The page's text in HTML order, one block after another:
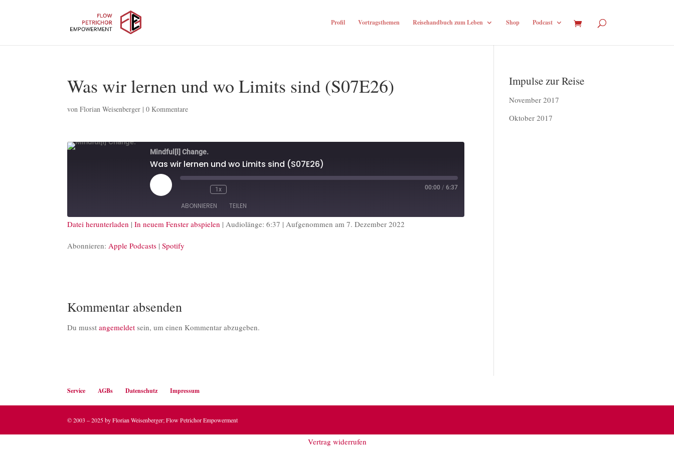
Profil Vortragsthemen Reisehandbuch zum Leben Shop Podcast
Was wir lernen und wo Limits sind (S07E26)
vonFlorian Weisenberger |0 Kommentare
Mindful[l] Change.
Was wir lernen und wo Limits sind (S07E26)
Play
Episode
1x 00:00 / 6:37
ABONNIEREN TEILEN
Datei herunterladen |In neuem Fenster abspielen |Audiolänge: 6:37 |Aufgenommen am 7. Dezember 2022
Abonnieren:Apple Podcasts |Spotify
Kommentar absenden
Du musstangemeldet sein, um einen Kommentar abzugeben.
Impulse zur Reise
November 2017
Oktober 2017
Service AGBs Datenschutz Impressum
© 2003 – 2025 by Florian Weisenberger; Flow Petrichor Empowerment
Vertrag widerrufen